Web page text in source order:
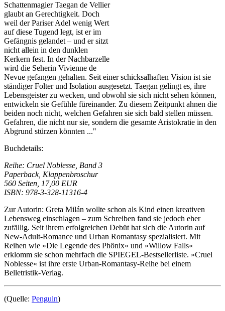
Schattenmagier Taegan de Vellier
glaubt an Gerechtigkeit. Doch
weil der Pariser Adel wenig Wert
auf diese Tugend legt, ist er im
Gefängnis gelandet – und er sitzt
nicht allein in den dunklen
Kerkern fest. In der Nachbarzelle
wird die Seherin Vivienne de
Nevue gefangen gehalten. Seit einer schicksalhaften Vision ist sie
ständiger Folter und Isolation ausgesetzt. Taegan gelingt es, ihre
Lebensgeister zu wecken, und obwohl sie sich nicht sehen können,
entwickeln sie Gefühle füreinander. Zu diesem Zeitpunkt ahnen die
beiden noch nicht, welchen Gefahren sie sich bald stellen müssen.
Gefahren, die nicht nur sie, sondern die gesamte Aristokratie in den
Abgrund stürzen könnten ..."
Buchdetails:
Reihe: Cruel Noblesse, Band 3
Paperback, Klappenbroschur
560 Seiten, 17,00 EUR
ISBN: 978-3-328-11316-4
Zur Autorin: Greta Milán wollte schon als Kind einen kreativen
Lebensweg einschlagen – zum Schreiben fand sie jedoch eher
zufällig. Seit ihrem erfolgreichen Debüt hat sich die Autorin auf
New-Adult-Romance und Urban Romantasy spezialisiert. Mit
Reihen wie »Die Legende des Phönix« und »Willow Falls«
erklomm sie schon mehrfach die SPIEGEL-Bestsellerliste. »Cruel
Noblesse« ist ihre erste Urban-Romantasy-Reihe bei einem
Belletristik-Verlag.
(Quelle: Penguin)